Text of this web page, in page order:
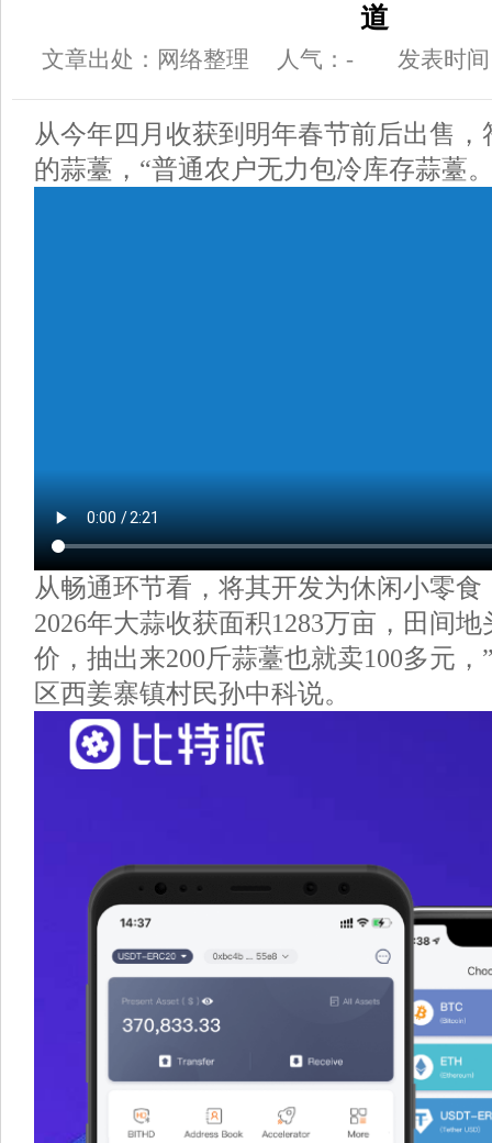
道
文章出处：网络整理 人气： - 发表时
从今年四月收获到明年春节前后出售，
的蒜薹，“普通农户无力包冷库存蒜薹
从畅通环节看，将其开发为休闲小零食
2026年大蒜收获面积1283万亩，田间
价，抽出来200斤蒜薹也就卖100多元
区西姜寨镇村民孙中科说。